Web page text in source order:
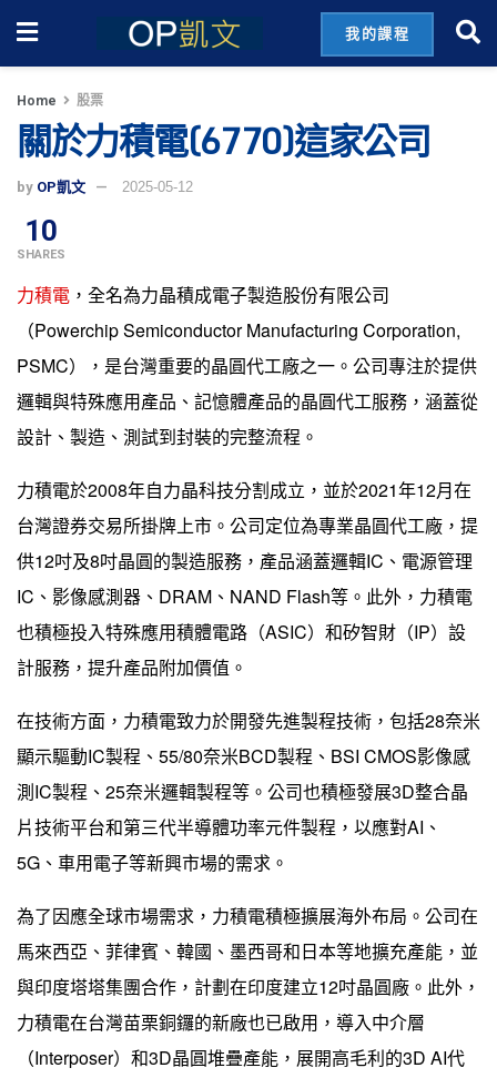
我的課程
Home 股票
關於力積電(6770)這家公司
by OP凱文 2025-05-12
10
SHARES
力積電 ，全名為力晶積成電子製造股份有限公司
（Powerchip Semiconductor Manufacturing Corporation,
PSMC），是台灣重要的晶圓代工廠之一。公司專注於提供
邏輯與特殊應用產品、記憶體產品的晶圓代工服務，涵蓋從
設計、製造、測試到封裝的完整流程。
力積電於2008年自力晶科技分割成立，並於2021年12月在
台灣證券交易所掛牌上市。公司定位為專業晶圓代工廠，提
供12吋及8吋晶圓的製造服務，產品涵蓋邏輯IC、電源管理
IC、影像感測器、DRAM、NAND Flash等。此外，力積電
也積極投入特殊應用積體電路（ASIC）和矽智財（IP）設
計服務，提升產品附加價值。
在技術方面，力積電致力於開發先進製程技術，包括28奈米
顯示驅動IC製程、55/80奈米BCD製程、BSI CMOS影像感
測IC製程、25奈米邏輯製程等。公司也積極發展3D整合晶
片技術平台和第三代半導體功率元件製程，以應對AI、
5G、車用電子等新興市場的需求。
為了因應全球市場需求，力積電積極擴展海外布局。公司在
馬來西亞、菲律賓、韓國、墨西哥和日本等地擴充產能，並
與印度塔塔集團合作，計劃在印度建立12吋晶圓廠。此外，
力積電在台灣苗栗銅鑼的新廠也已啟用，導入中介層
（Interposer）和3D晶圓堆疊產能，展開高毛利的3D AI代